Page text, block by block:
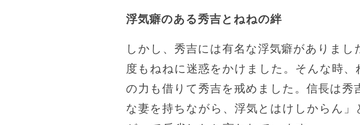
浮気癖のある秀吉とねねの絆
しかし、秀吉には有名な浮気癖がありま
度もねねに迷惑をかけました。そんな時
の力も借りて秀吉を戒めました。信長は
な妻を持ちながら、浮気とはけしからん